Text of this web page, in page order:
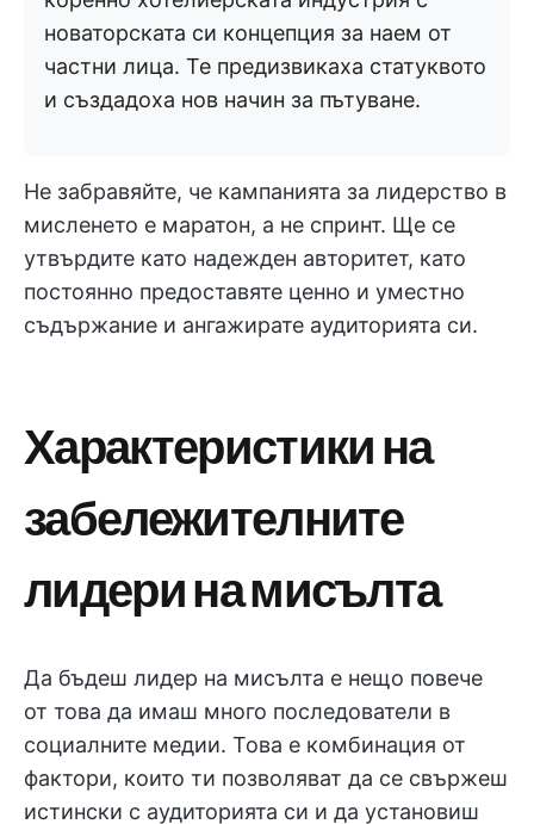
новаторската си концепция за наем от
частни лица. Те предизвикаха статуквото
и създадоха нов начин за пътуване.
Не забравяйте, че кампанията за лидерство в
мисленето е маратон, а не спринт. Ще се
утвърдите като надежден авторитет, като
постоянно предоставяте ценно и уместно
съдържание и ангажирате аудиторията си.
Характеристики на
забележителните
лидери на мисълта
Да бъдеш лидер на мисълта е нещо повече
от това да имаш много последователи в
социалните медии. Това е комбинация от
фактори, които ти позволяват да се свържеш
истински с аудиторията си и да установиш